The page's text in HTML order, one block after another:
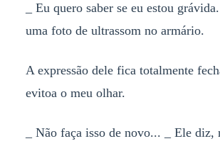
_ Eu quero saber se eu estou
uma foto de ultrassom no armário.
A expressão dele fica totalmente
evitoa o meu olhar.
_ Não faça isso de novo... _ Ele diz,